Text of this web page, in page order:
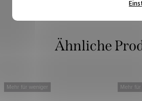
Mehr für weniger Mehr